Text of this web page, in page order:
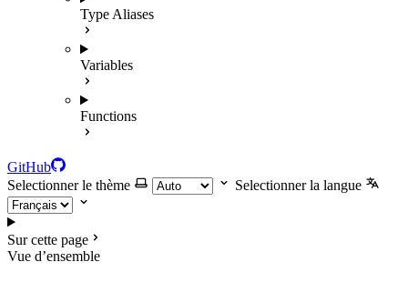
Type Aliases
Variables
Functions
GitHub
Selectionner le thème
Selectionner la langue
Sur cette page
Vue d’ensemble